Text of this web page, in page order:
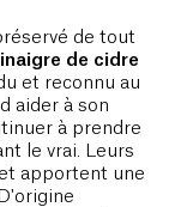
de tout
de cidre
et reconnu au
aider à son
à prendre
le vrai. Leurs
et apportent une